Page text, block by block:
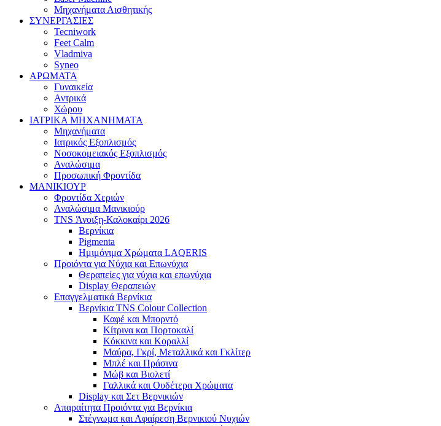
Μηχανήματα Αισθητικής
ΣΥΝΕΡΓΑΣΙΕΣ
Tecniwork
Feet Calm
Vladmiva
Syneo
ΑΡΩΜΑΤΑ
Γυναικεία
Αντρικά
Χώρου
ΙΑΤΡΙΚΑ ΜΗΧΑΝΗΜΑΤΑ
Μηχανήματα
Ιατρικός Εξοπλισμός
Νοσοκομειακός Εξοπλισμός
Αναλώσιμα
Προσωπική Φροντίδα
ΜΑΝΙΚΙΟΥΡ
Φροντίδα Χεριών
Αναλώσιμα Μανικιούρ
TNS Άνοιξη-Καλοκαίρι 2026
Βερνίκια
Pigmenta
Ημιμόνιμα Χρώματα LAQERIS
Προιόντα για Νύχια και Επωνύχια
Θεραπείες για νύχια και επωνύχια
Display Θεραπειών
Επαγγελματικά Βερνίκια
Βερνίκια TNS Colour Collection
Καφέ και Μπορντό
Κίτρινα και Πορτοκαλί
Κόκκινα και Κοραλλί
Μαύρα, Γκρί, Μεταλλικά και Γκλίτερ
Μπλέ και Πράσινα
Μώβ και Βιολετί
Γαλλικά και Ουδέτερα Χρώματα
Display και Σετ Βερνικιών
Απαραίτητα Προιόντα για Βερνίκια
Στέγνωμα και Αφαίρεση Βερνικιού Νυχιών